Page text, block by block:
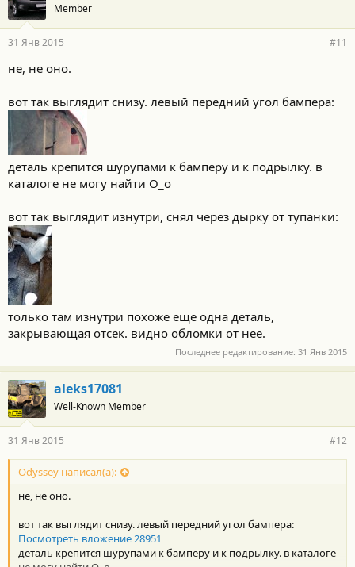
Member
31 Янв 2015 #11
не, не оно.
вот так выглядит снизу. левый передний угол бампера:
деталь крепится шурупами к бамперу и к подрылку. в
каталоге не могу найти О_о
вот так выглядит изнутри, снял через дырку от тупанки:
только там изнутри похоже еще одна деталь,
закрывающая отсек. видно обломки от нее.
Последнее редактирование: 31 Янв 2015
aleks17081
Well-Known Member
31 Янв 2015 #12
Odyssey написал(а):
не, не оно.
вот так выглядит снизу. левый передний угол бампера:
Посмотреть вложение 28951
деталь крепится шурупами к бамперу и к подрылку. в каталоге